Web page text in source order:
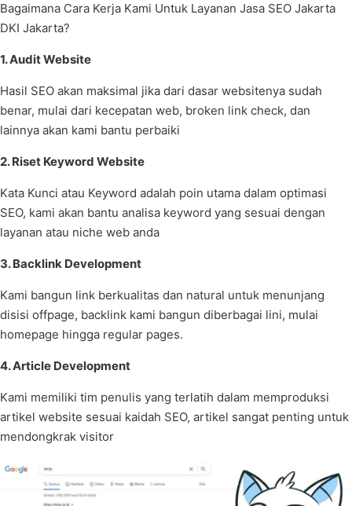
Bagaimana Cara Kerja Kami Untuk Layanan Jasa SEO Jakarta
DKI Jakarta?
1. Audit Website
Hasil SEO akan maksimal jika dari dasar websitenya sudah
benar, mulai dari kecepatan web, broken link check, dan
lainnya akan kami bantu perbaiki
2. Riset Keyword Website
Kata Kunci atau Keyword adalah poin utama dalam optimasi
SEO, kami akan bantu analisa keyword yang sesuai dengan
layanan atau niche web anda
3. Backlink Development
Kami bangun link berkualitas dan natural untuk menunjang
disisi offpage, backlink kami bangun diberbagai lini, mulai
homepage hingga regular pages.
4. Article Development
Kami memiliki tim penulis yang terlatih dalam memproduksi
artikel website sesuai kaidah SEO, artikel sangat penting untuk
mendongkrak visitor